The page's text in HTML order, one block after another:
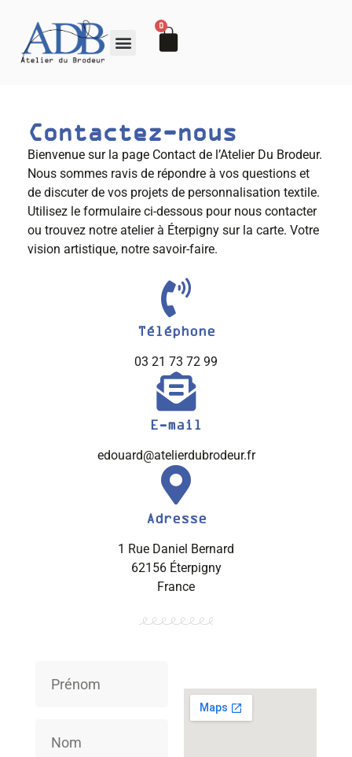
0
Contactez-nous
Bienvenue sur la page Contact de l’Atelier Du Brodeur.
Nous sommes ravis de répondre à vos questions et
de discuter de vos projets de personnalisation textile.
Utilisez le formulaire ci-dessous pour nous contacter
ou trouvez notre atelier à Éterpigny sur la carte. Votre
vision artistique, notre savoir-faire.
Téléphone
03 21 73 72 99
E-mail
edouard@atelierdubrodeur.fr
Adresse
1 Rue Daniel Bernard
62156 Éterpigny
France